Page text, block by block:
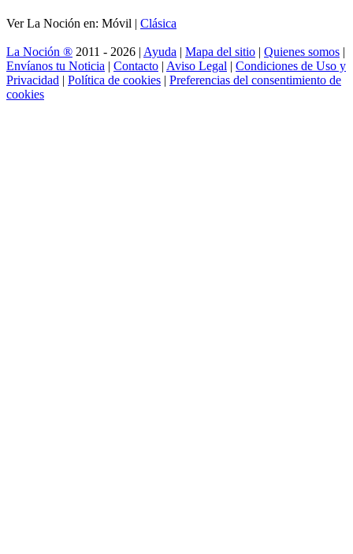
Ver La Noción en: Móvil | Clásica
La Noción ® 2011 - 2026 | Ayuda | Mapa del sitio | Quienes somos |
Envíanos tu Noticia | Contacto | Aviso Legal | Condiciones de Uso y
Privacidad | Política de cookies | Preferencias del consentimiento de
cookies